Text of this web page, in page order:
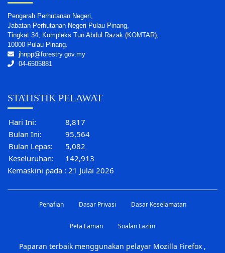
Pengarah Perhutanan Negeri,
Jabatan Perhutanan Negeri Pulau Pinang,
Tingkat 34, Kompleks Tun Abdul Razak (KOMTAR),
10000 Pulau Pinang.
jhnpp@forestry.gov.my
04-6505881
STATISTIK PELAWAT
Hari Ini:
8,817
Bulan Ini:
95,564
Bulan Lepas:
5,082
Keseluruhan:
142,913
Kemaskini pada : 21 Julai 2026
Penafian Dasar Privasi Dasar Keselamatan
Peta Laman Soalan Lazim
Paparan terbaik menggunakan pelayar Mozilla Firefox ,